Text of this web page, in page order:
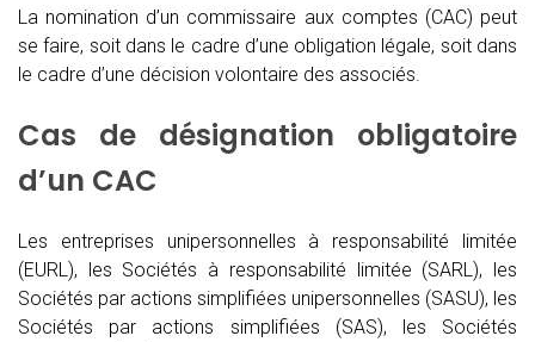
La nomination d’un commissaire aux comptes (CAC) peut
se faire, soit dans le cadre d’une obligation légale, soit dans
le cadre d’une décision volontaire des associés.
Cas de désignation obligatoire
d’un CAC
Les entreprises unipersonnelles à responsabilité limitée
(EURL), les Sociétés à responsabilité limitée (SARL), les
Sociétés par actions simplifiées unipersonnelles (SASU), les
Sociétés par actions simplifiées (SAS), les Sociétés